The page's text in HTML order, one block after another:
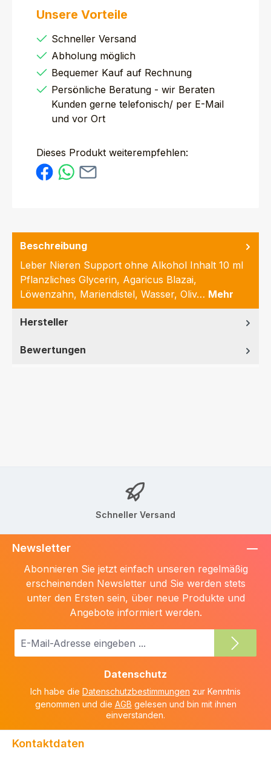
Unsere Vorteile
Schneller Versand
Abholung möglich
Bequemer Kauf auf Rechnung
Persönliche Beratung - wir Beraten
Kunden gerne telefonisch/ per E-Mail
und vor Ort
Dieses Produkt weiterempfehlen:
Beschreibung
Leber Nieren Support ohne Alkohol Inhalt 10 ml
Pflanzliches Glycerin, Agaricus Blazai,
Löwenzahn, Mariendistel, Wasser, Oliv… Mehr
Hersteller
Bewertungen
Schneller Versand
Newsletter
Abonnieren Sie jetzt einfach unseren regelmäßig
erscheinenden Newsletter und Sie werden stets
unter den Ersten sein, über neue Produkte und
Angebote informiert werden.
E-
Datenschutz
Ich habe die Datenschutzbestimmungen zur Kenntnis
genommen und die AGB gelesen und bin mit ihnen
einverstanden.
Kontaktdaten